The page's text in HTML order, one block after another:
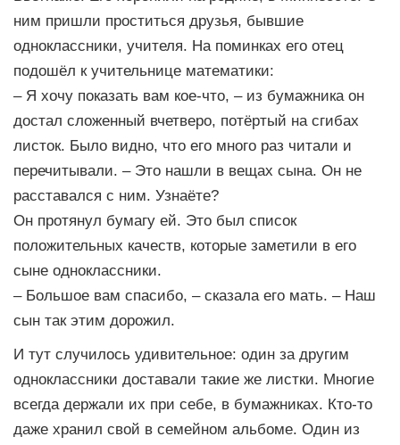
ним пришли проститься друзья, бывшие
одноклассники, учителя. На поминках его отец
подошёл к учительнице математики:
– Я хочу показать вам кое-что, – из бумажника он
достал сложенный вчетверо, потёртый на сгибах
листок. Было видно, что его много раз читали и
перечитывали. – Это нашли в вещах сына. Он не
расставался с ним. Узнаёте?
Он протянул бумагу ей. Это был список
положительных качеств, которые заметили в его
сыне одноклассники.
– Большое вам спасибо, – сказала его мать. – Наш
сын так этим дорожил.
И тут случилось удивительное: один за другим
одноклассники доставали такие же листки. Многие
всегда держали их при себе, в бумажниках. Кто-то
даже хранил свой в семейном альбоме. Один из